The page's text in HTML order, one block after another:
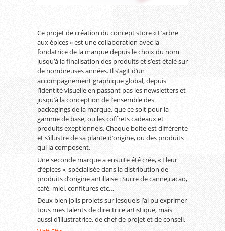
Ce projet de création du concept store « L’arbre
aux épices » est une collaboration avec la
fondatrice de la marque depuis le choix du nom
jusqu’à la finalisation des produits et s’est étalé sur
de nombreuses années. Il s’agit d’un
accompagnement graphique global, depuis
l’identité visuelle en passant pas les newsletters et
jusqu’à la conception de l’ensemble des
packagings de la marque, que ce soit pour la
gamme de base, ou les coffrets cadeaux et
produits exeptionnels. Chaque boite est différente
et s’illustre de sa plante d’origine, ou des produits
qui la composent.
Une seconde marque a ensuite été crée, « Fleur
d’épices », spécialisée dans la distribution de
produits d’origine antillaise : Sucre de canne,cacao,
café, miel, confitures etc…
Deux bien jolis projets sur lesquels j’ai pu exprimer
tous mes talents de directrice artistique, mais
aussi d’illustratrice, de chef de projet et de conseil.